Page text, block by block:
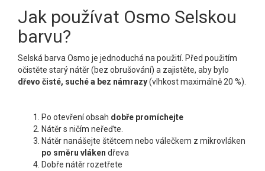
Jak používat Osmo Selskou
barvu?
Selská barva Osmo je jednoduchá na použití. Před použitím
očistěte starý nátěr (bez obrušování) a zajistěte, aby bylo
dřevo čisté, suché a bez námrazy(vlhkost maximálně 20 %).
Po otevření obsah dobře promíchejte
Nátěr s ničím neřeďte.
Nátěr nanášejte štětcem nebo válečkem z mikrovláken
po směru vláken dřeva
Dobře nátěr rozetřete